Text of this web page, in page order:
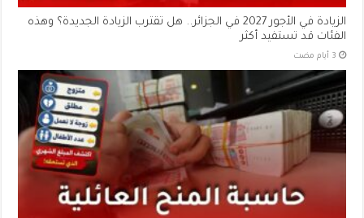
الزيادة في الأجور 2027 في الجزائر.. هل تقترب الزيادة الجديدة؟ وهذه
الفئات قد تستفيد أكثر